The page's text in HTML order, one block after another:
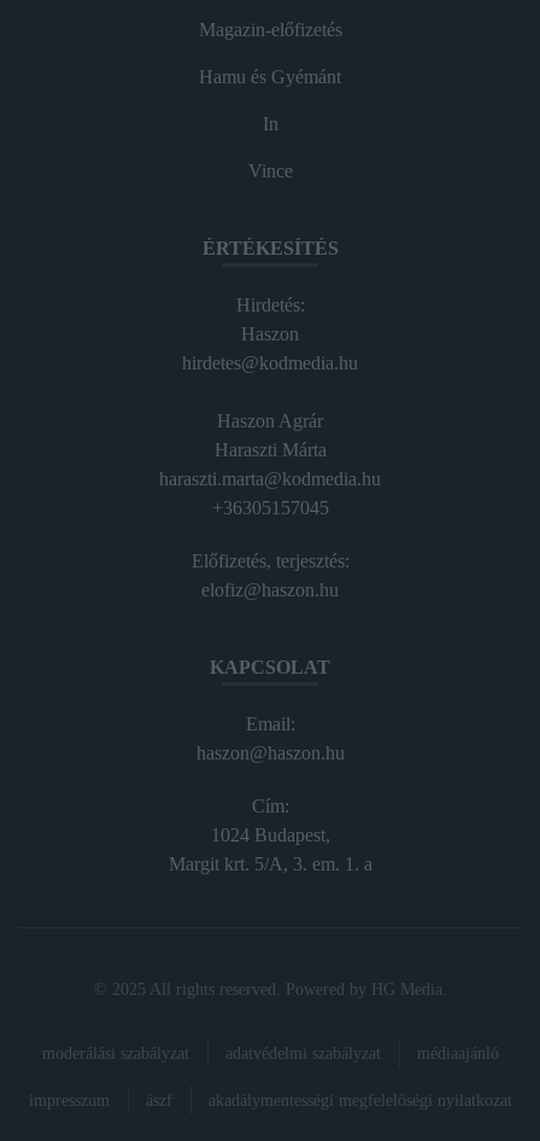
Magazin-előfizetés
Hamu és Gyémánt
In
Vince
ÉRTÉKESÍTÉS
Hirdetés:
Haszon
hirdetes@kodmedia.hu
Haszon Agrár
Haraszti Márta
haraszti.marta@kodmedia.hu
+36305157045
Előfizetés, terjesztés:
elofiz@haszon.hu
KAPCSOLAT
Email:
haszon@haszon.hu
Cím:
1024 Budapest,
Margit krt. 5/A, 3. em. 1. a
© 2025 All rights reserved. Powered by HG Media
moderálási szabályzat adatvédelmi szabályzat médiaajánló
impresszum ászf akadálymentességi megfelelőségi nyilatkozat